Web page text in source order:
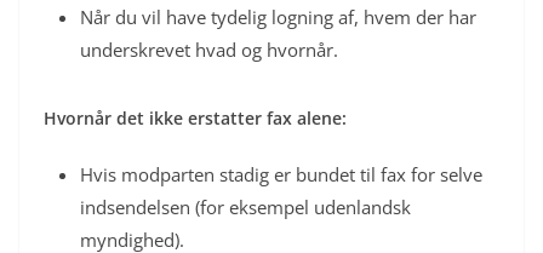
Når du vil have tydelig logning af, hvem der har
underskrevet hvad og hvornår.
Hvornår det ikke erstatter fax alene:
Hvis modparten stadig er bundet til fax for selve
indsendelsen (for eksempel udenlandsk
myndighed).